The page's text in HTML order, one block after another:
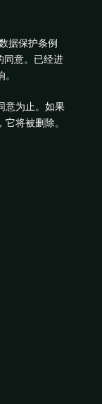
据保护条例
同意。已经进
意为止。如果
将被删除。